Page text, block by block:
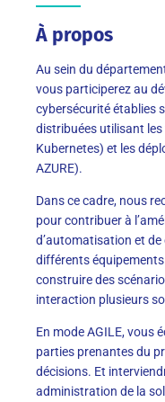
À propos
Au sein du
vous participerez au
cybersécurité établies
distribuées utilisant
Kubernetes) et les
AZURE).
Dans ce cadre, nous
pour contribuer à
d’automatisation et
différents
construire des
interaction plusieurs
En mode AGILE, vous
parties prenantes du
décisions. Et
administration de la